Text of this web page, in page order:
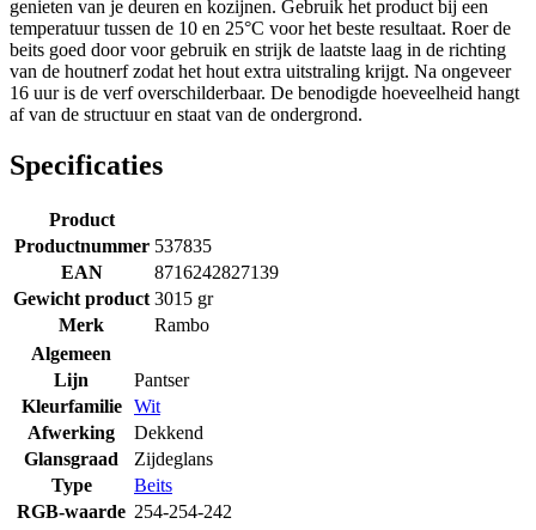
genieten van je deuren en kozijnen. Gebruik het product bij een
temperatuur tussen de 10 en 25°C voor het beste resultaat. Roer de
beits goed door voor gebruik en strijk de laatste laag in de richting
van de houtnerf zodat het hout extra uitstraling krijgt. Na ongeveer
16 uur is de verf overschilderbaar. De benodigde hoeveelheid hangt
af van de structuur en staat van de ondergrond.
Specificaties
Product
Productnummer 537835
EAN
8716242827139
Gewicht product 3015 gr
Merk
Rambo
Algemeen
Lijn
Pantser
Kleurfamilie
Wit
Afwerking
Dekkend
Glansgraad
Zijdeglans
Type
Beits
RGB-waarde 254-254-242